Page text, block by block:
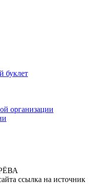
буклет
организации
ссылка на источник